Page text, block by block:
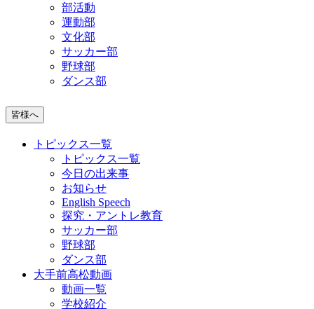
部活動
運動部
文化部
サッカー部
野球部
ダンス部
皆様へ
トピックス一覧
トピックス一覧
今日の出来事
お知らせ
English Speech
探究・アントレ教育
サッカー部
野球部
ダンス部
大手前高松動画
動画一覧
学校紹介